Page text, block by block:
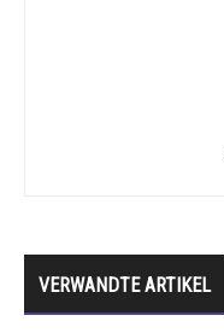
VERWANDTE ARTIKEL